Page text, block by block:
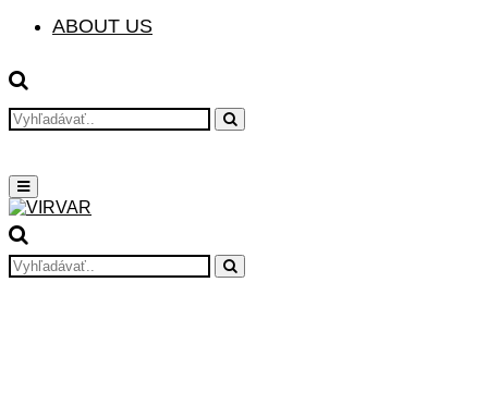
ABOUT US
Search
Search
Primary
Menu
Search
for:
Search